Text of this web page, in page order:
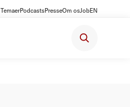
TemaerPodcastsPresseOm osJobEN